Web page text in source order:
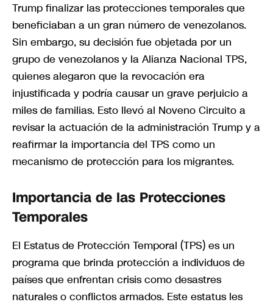
Trump finalizar las protecciones temporales que
beneficiaban a un gran número de venezolanos.
Sin embargo, su decisión fue objetada por un
grupo de venezolanos y la Alianza Nacional TPS,
quienes alegaron que la revocación era
injustificada y podría causar un grave perjuicio a
miles de familias. Esto llevó al Noveno Circuito a
revisar la actuación de la administración Trump y a
reafirmar la importancia del TPS como un
mecanismo de protección para los migrantes.
Importancia de las Protecciones
Temporales
El Estatus de Protección Temporal (TPS) es un
programa que brinda protección a individuos de
países que enfrentan crisis como desastres
naturales o conflictos armados. Este estatus les